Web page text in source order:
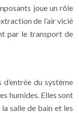
joue un rôle
de l’air vicié
par le transport de
du système
humides. Elles sont
salle de bain et les